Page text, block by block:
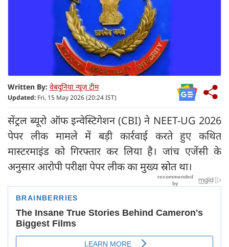
Written By: वेबदुनिया न्यूज़ टीम
Updated: Fri, 15 May 2026 (20:24 IST)
सेंट्रल ब्यूरो ऑफ इन्वेस्टिगेशन (CBI) ने NEET-UG 2026
पेपर लीक मामले में बड़ी कार्रवाई करते हुए कथित
मास्टरमाइंड को गिरफ्तार कर लिया है। जांच एजेंसी के
अनुसार आरोपी परीक्षा पेपर लीक का मुख्य स्रोत था।